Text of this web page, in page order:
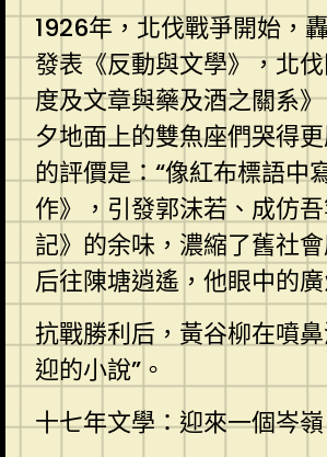
1926年，北伐戰爭開始，
發表《反動與文學》，北
度及文章與藥及酒之關系
夕地面上的雙魚座們哭得
的評價是：“像紅布標語中
作》，引發郭沫若、成仿
記》的余味，濃縮了舊社
后往陳塘逍遙，他眼中的
抗戰勝利后，黃谷柳在噴
迎的小說”。
十七年文學：迎來一個岑嶺